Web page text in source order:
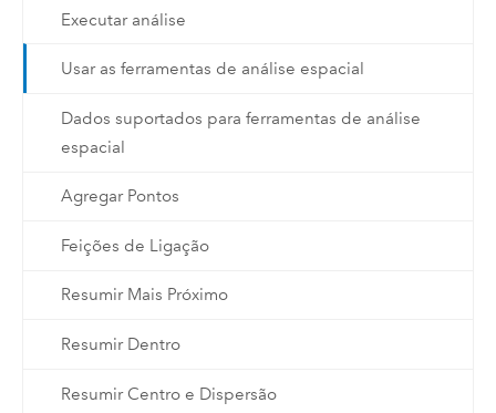
Executar análise
Usar as ferramentas de análise espacial
Dados suportados para ferramentas de análise
espacial
Agregar Pontos
Feições de Ligação
Resumir Mais Próximo
Resumir Dentro
Resumir Centro e Dispersão